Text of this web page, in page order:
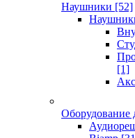
Наушники [52]
[1]
Оборудование